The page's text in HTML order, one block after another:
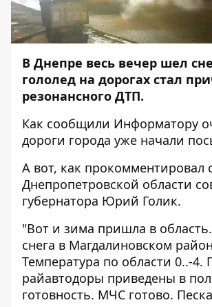
В Днепре весь вечер шел
гололед на дорогах стал
резонансного ДТП.
Как сообщили Информатору
дороги города уже начали
А вот, как прокомментировал
Днепропетровской области
губернатора Юрий Голик.
"Вот и зима пришла в
снега в Магдалиновском
Температура по области 0..-4.
райавтодоры приведены в
готовность. МЧС готово.